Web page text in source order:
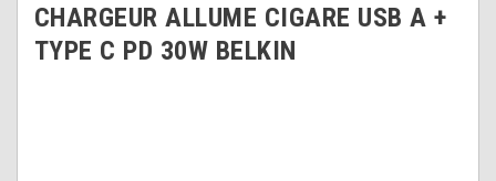
CHARGEUR ALLUME CIGARE USB A +
TYPE C PD 30W BELKIN